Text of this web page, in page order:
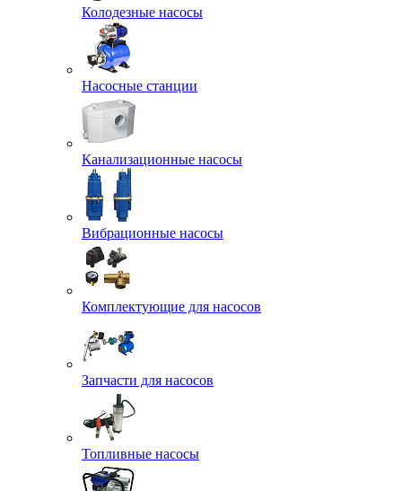
Колодезные насосы
Насосные станции
Канализационные насосы
Вибрационные насосы
Комплектующие для насосов
Запчасти для насосов
Топливные насосы